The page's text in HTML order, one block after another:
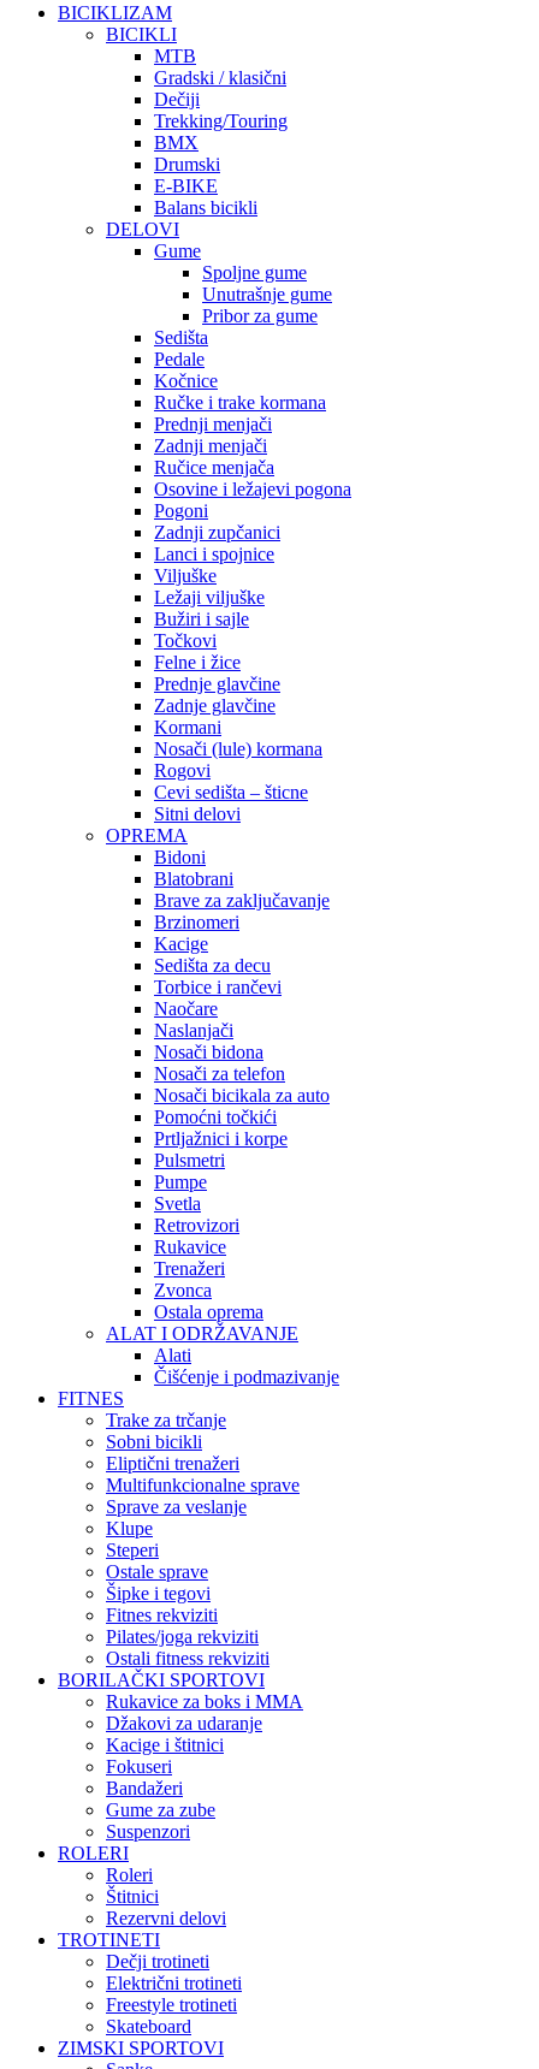
BICIKLIZAM
BICIKLI
MTB
Gradski / klasični
Dečiji
Trekking/Touring
BMX
Drumski
E-BIKE
Balans bicikli
DELOVI
Gume
Spoljne gume
Unutrašnje gume
Pribor za gume
Sedišta
Pedale
Kočnice
Ručke i trake kormana
Prednji menjači
Zadnji menjači
Ručice menjača
Osovine i ležajevi pogona
Pogoni
Zadnji zupčanici
Lanci i spojnice
Viljuške
Ležaji viljuške
Bužiri i sajle
Točkovi
Felne i žice
Prednje glavčine
Zadnje glavčine
Kormani
Nosači (lule) kormana
Rogovi
Cevi sedišta – šticne
Sitni delovi
OPREMA
Bidoni
Blatobrani
Brave za zaključavanje
Brzinomeri
Kacige
Sedišta za decu
Torbice i rančevi
Naočare
Naslanjači
Nosači bidona
Nosači za telefon
Nosači bicikala za auto
Pomoćni točkići
Prtljažnici i korpe
Pulsmetri
Pumpe
Svetla
Retrovizori
Rukavice
Trenažeri
Zvonca
Ostala oprema
ALAT I ODRŽAVANJE
Alati
Čišćenje i podmazivanje
FITNES
Trake za trčanje
Sobni bicikli
Eliptični trenažeri
Multifunkcionalne sprave
Sprave za veslanje
Klupe
Steperi
Ostale sprave
Šipke i tegovi
Fitnes rekviziti
Pilates/joga rekviziti
Ostali fitness rekviziti
BORILAČKI SPORTOVI
Rukavice za boks i MMA
Džakovi za udaranje
Kacige i štitnici
Fokuseri
Bandažeri
Gume za zube
Suspenzori
ROLERI
Roleri
Štitnici
Rezervni delovi
TROTINETI
Dečji trotineti
Električni trotineti
Freestyle trotineti
Skateboard
ZIMSKI SPORTOVI